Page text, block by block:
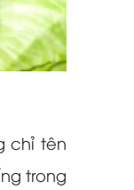
chỉ tên
trong